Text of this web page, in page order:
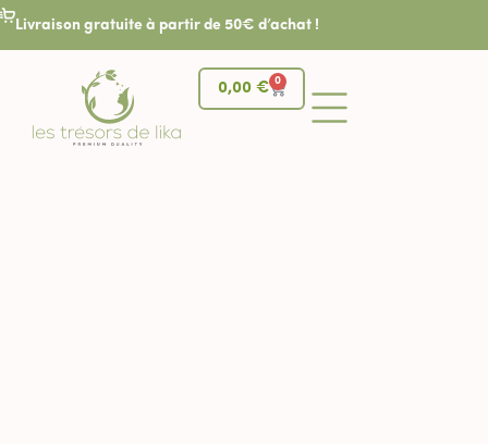
Livraison gratuite à partir de 50€ d’achat !
0,00€ 0